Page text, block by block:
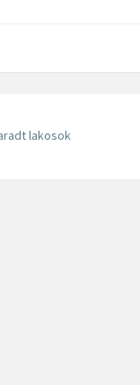
lakosok